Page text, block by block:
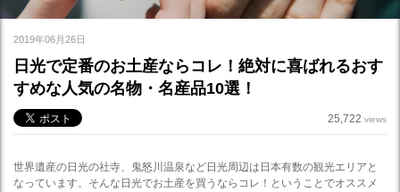
2019年06月26日
日光で定番のお土産ならコレ！絶対に喜ばれるおす
すめな人気の名物・名産品10選！
25,722 views
世界遺産の日光の社寺、鬼怒川温泉など日光周辺は日本有数の観光エリアと
なっています。そんな日光でお土産を買うならコレ！ということでオススメ